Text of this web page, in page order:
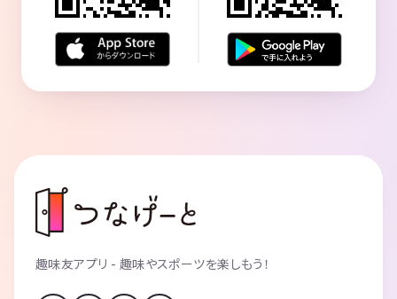
趣味友アプリ - 趣味やスポーツを楽しもう！